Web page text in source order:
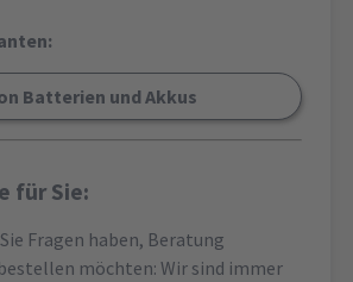
Batterien und Akkus
für Sie:
Fragen haben, Beratung
möchten: Wir sind immer